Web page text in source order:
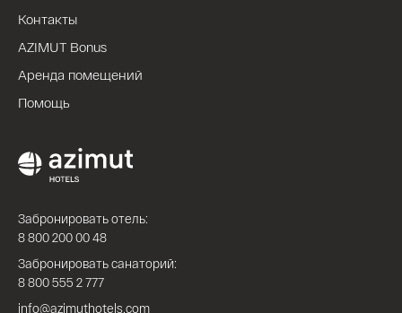
Контакты
AZIMUT Bonus
Аренда помещений
Помощь
Забронировать отель:
8 800 200 00 48
Забронировать санаторий:
8 800 555 2 777
info@azimuthotels.com